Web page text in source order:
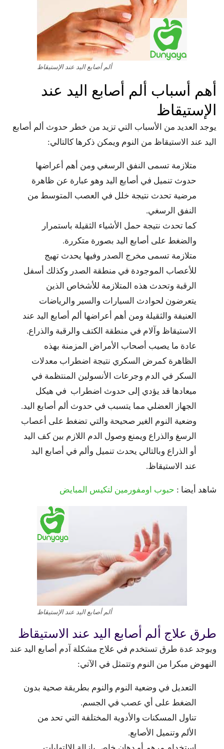
ألم أصابع اليد عند الإستيقاظ
أهم أسباب ألم أصابع اليد عند
الإستيقاظ
يوجد العديد من الأسباب التي تزيد من خطر حدوث ألم أصابع
اليد عند الاستيقاظ من النوم ويمكن ذكرها كالتالي:
متلازمة تسمى النفق الرسغي ومن أهم أعراضها
حدوث تنميل في أصابع اليد وهو عبارة عن ظاهرة
مرضية تحدث نتيجة خلل في العصب المتوسط من
النفق الرسغي.
كما تحدث نتيجة حمل الأشياء الثقيلة باستمرار
والضغط على أصابع اليد بصورة متكررة.
متلازمة تسمى مخرج الصدر وفيها يحدث تهيج
للأعصاب الموجودة في منطقة الصدر وكذلك أسفل
الرقبة وتحدث هذه المتلازمة للأشخاص الذين
يتعرضون لحوادث السيارات والسير والرياضات
العنيفة والثقيلة ومن أهم أعراضها ألم أصابع اليد عند
الاستيقاظ وآلام في منطقة الكتف والرقبة والذراع.
عادة ما يصيب أصحاب الأمراض المزمنة بهذه
الظاهرة كمرض السكري نتيجة اضطراب معدلات
السكر في الدم وجرعات الأنسولين المنتظمة في
ميعادها قد يؤدي إلى حدوث اضطراب في هيكل
الجهاز العضلي مما يتسبب في حدوث ألم أصابع اليد.
وضعية النوم الغير صحيحة والتي تضغط على أعصاب
الرسغ والذراع ويمنع وصول الدم اللازم بين كف اليد
أو الذراع وبالتالي يحدث تنميل وألم في أصابع اليد
عند الاستيقاظ.
شاهد أيضا : حبوب اومفورمين لتكيس المبايض
ألم أصابع اليد عند الإستيقاظ
طرق علاج ألم أصابع اليد عند الاستيقاظ
ويوجد عدة طرق تستخدم في علاج مشكلة آدم أصابع اليد عند
النهوض مبكرا من النوم وتتمثل في الآتي:
التعديل في وضعية النوم والنوم بطريقة صحية بدون
الضغط على أي عصب في الجسم.
تناول المسكنات والأدوية المختلفة التي تحد من
الألم وتنميل الأصابع.